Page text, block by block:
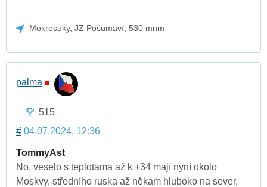
Mokrosuky, JZ Pošumaví, 530 mnm
palma
515
# 04.07.2024, 12:36
TommyAst
No, veselo s teplotama až k +34 mají nyní okolo
Moskvy, středního ruska až někam hluboko na sever,